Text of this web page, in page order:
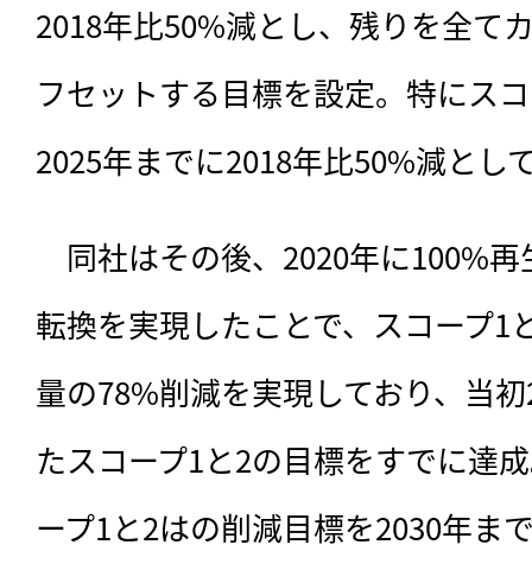
2018年比50%減とし、残りを全て
フセットする目標を設定。特にス
2025年までに2018年比50%減とし
同社はその後、2020年に100%
転換を実現したことで、スコープ1
量の78%削減を実現しており、当
たスコープ1と2の目標をすでに達
ープ1と2はの削減目標を2030年ま